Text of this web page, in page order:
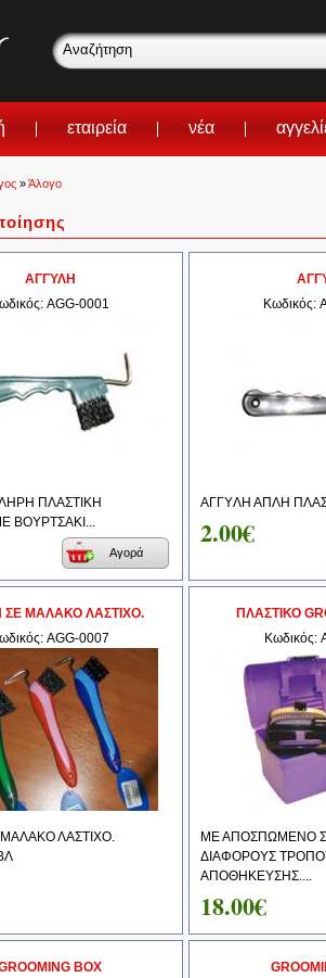
εταιρεία νέα
»Άλογο
ΑΓΓΥΛΗ
AGG-0001
ΠΛΑΣΤΙΚΗ
ΒΟΥΡΤΣΑΚΙ...
Αγορά
Κωδικός:
ΑΓΓYΛΗ ΑΠΛΗ
2.00€
ΣΕ ΜΑΛΑΚΟ ΛΑΣΤΙΧΟ.
AGG-0007
ΛΑΣΤΙΧΟ.
ΠΛΑΣΤΙΚΟ
Κωδικός:
ΜΕ ΑΠΟΣΠΩΜΕΝΟ
ΔΙΑΦΟΡΟΥΣ
ΑΠΟΘΗΚΕΥΣΗΣ....
18.00€
BΟΧ